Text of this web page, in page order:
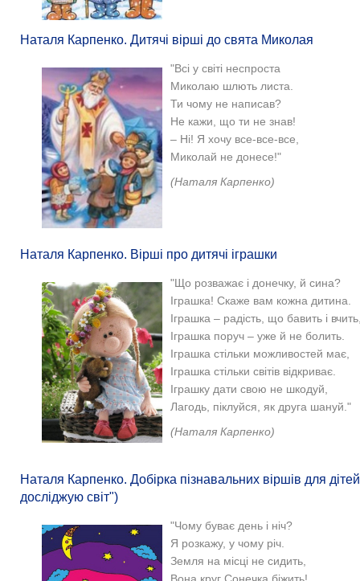
Наталя Карпенко. Дитячі вірші до свята Миколая
"Всі у світі неспроста
Миколаю шлють листа.
Ти чому не написав?
Не кажи, що ти не знав!
– Ні! Я хочу все-все-все,
Миколай не донесе!"
(Наталя Карпенко)
Наталя Карпенко. Вірші про дитячі іграшки
"Що розважає і донечку, й сина?
Іграшка! Скаже вам кожна дитина.
Іграшка – радість, що бавить і
Іграшка поруч – уже й не болить.
Іграшка стільки можливостей має,
Іграшка стільки світів відкриває.
Іграшку дати свою не шкодуй,
Лагодь, піклуйся, як друга шануй."
(Наталя Карпенко)
Наталя Карпенко. Добірка пізнавальних віршів для
досліджую світ")
"Чому буває день і ніч?
Я розкажу, у чому річ.
Земля на місці не сидить,